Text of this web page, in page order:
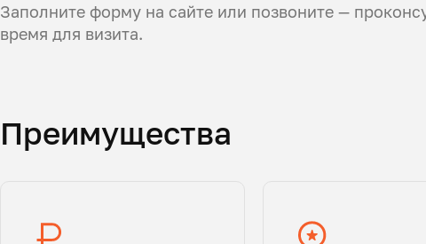
Заполните форму на сайте или позвоните —
время для визита.
Преимущества